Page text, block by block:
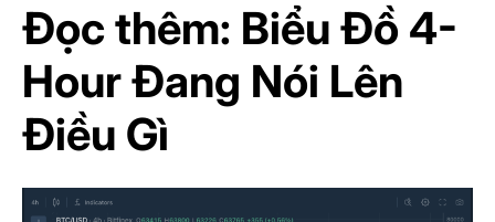
Đọc thêm: Biểu Đồ 4-
Hour Đang Nói Lên
Điều Gì